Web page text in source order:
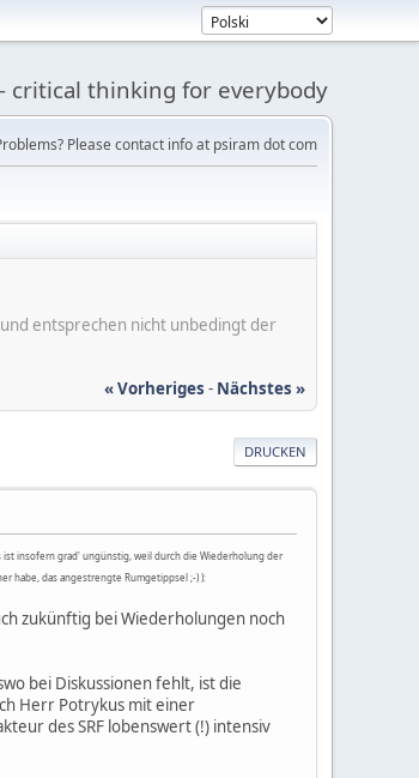
critical thinking for everybody
Please contact info at psiram dot com
entsprechen nicht unbedingt der
« Vorheriges - Nächstes »
DRUCKEN
ist insofern grad' ungünstig, weil durch die Wiederholung der
habe, das angestrengte Rumgetippsel ;-) ):
zukünftig bei Wiederholungen noch
bei Diskussionen fehlt, ist die
Herr Potrykus mit einer
des SRF lobenswert (!) intensiv